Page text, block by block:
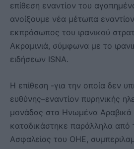
επίθεση εναντίον του
ανοίξουμε νέα μέτωπα
εκπρόσωπος του ιρανικού
Ακραμινιά, σύμφωνα με το
ειδήσεων ISNA.
Η επίθεση -για την οποία δεν
ευθύνης–εναντίον πυρηνικής
μονάδας στα Ηνωμένα Αραβικά
καταδικάστηκε παράλληλα από
Ασφαλείας του ΟΗΕ,